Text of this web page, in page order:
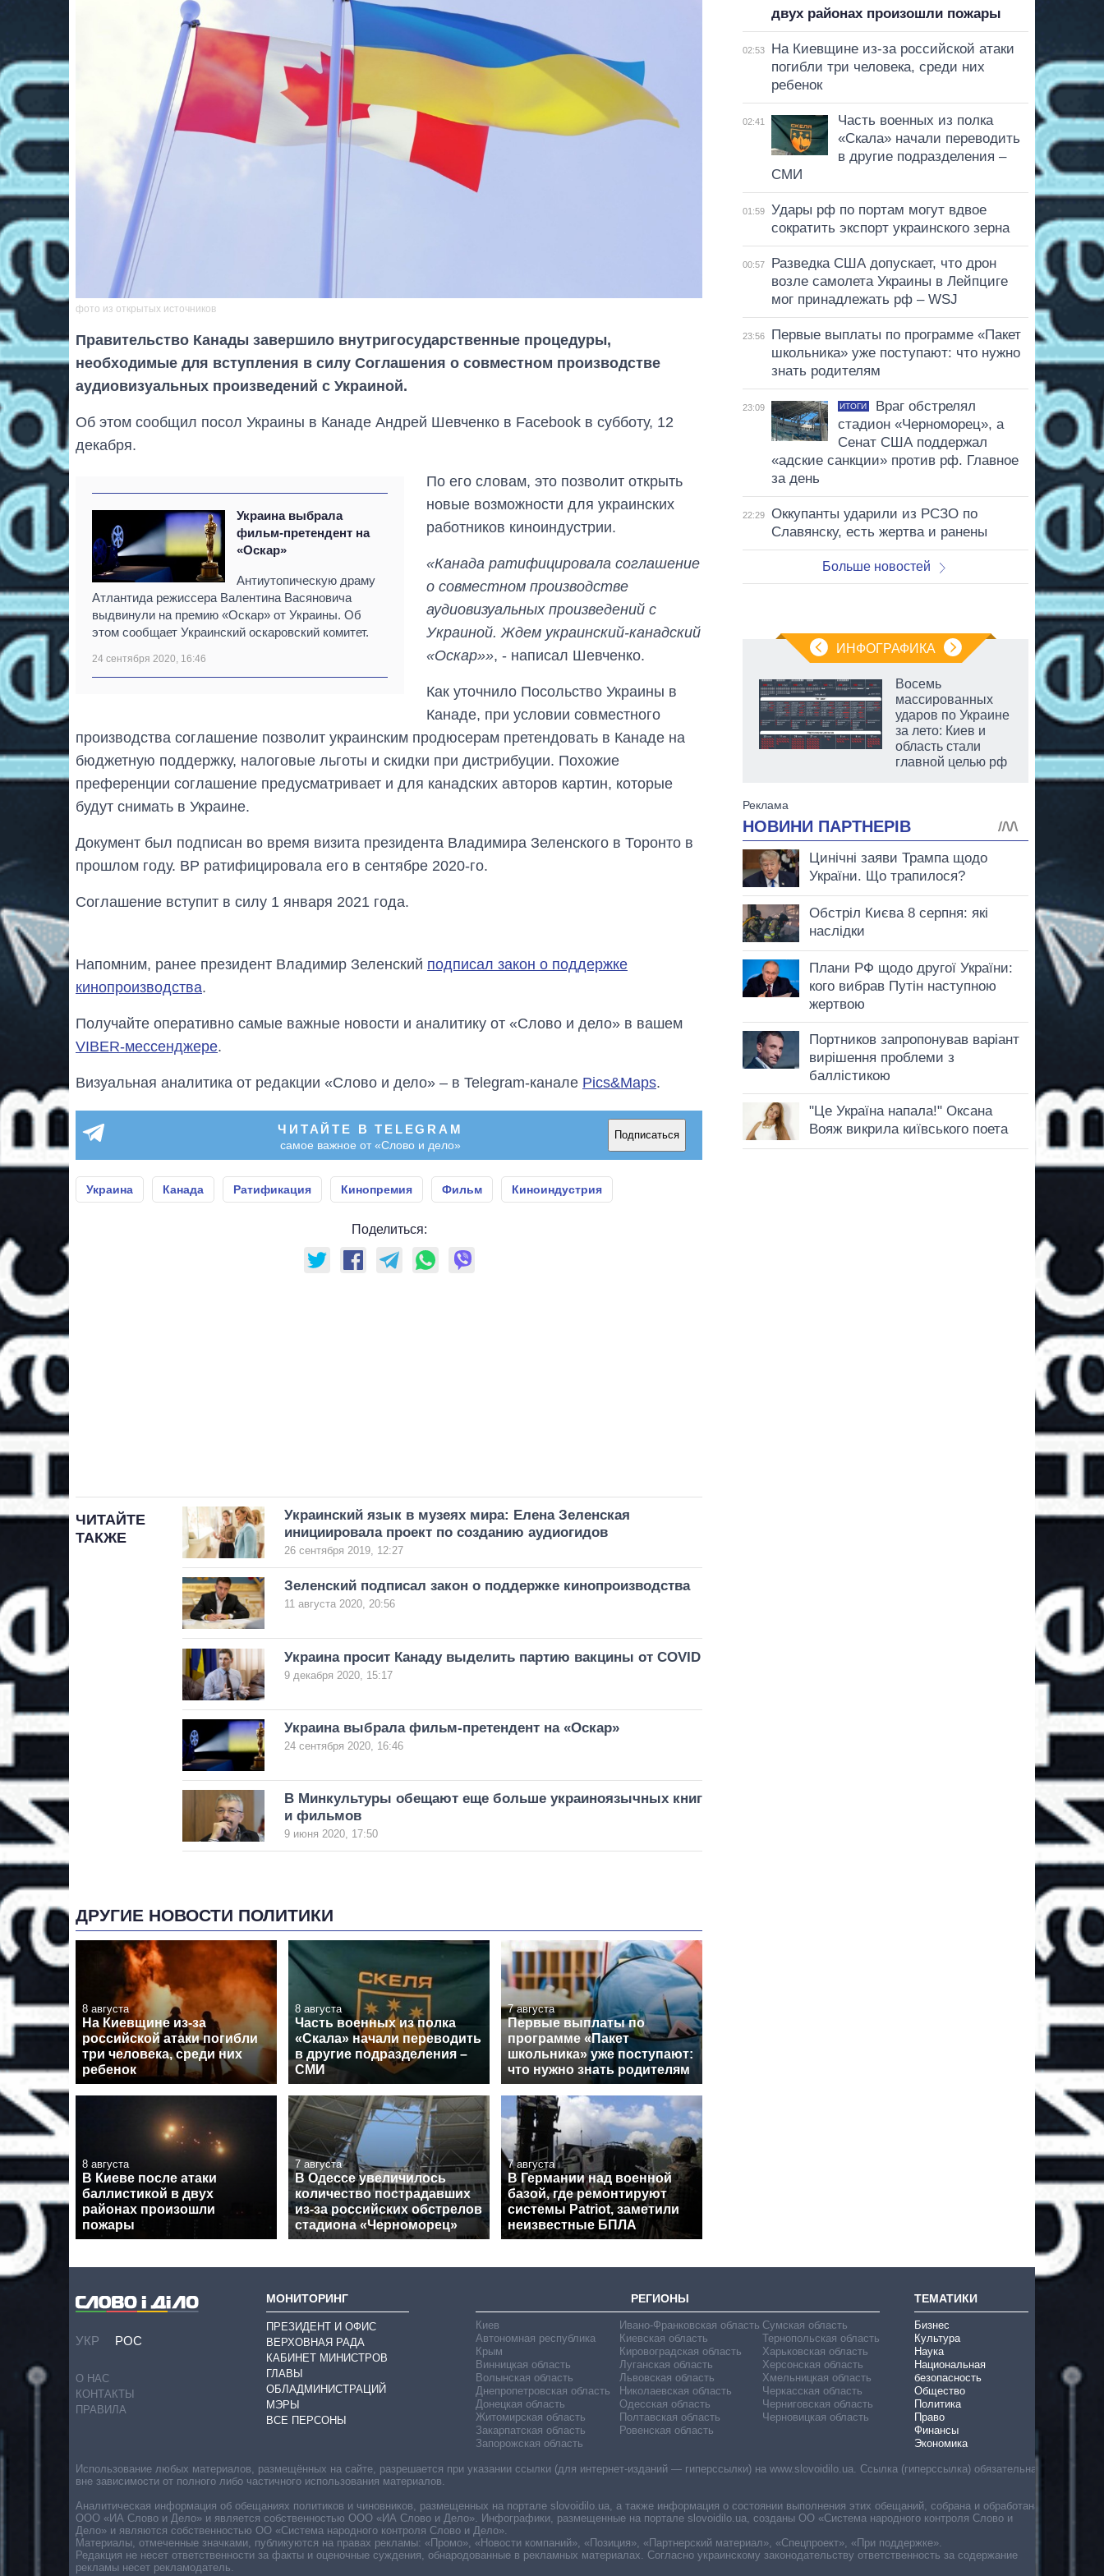
фото из открытых источников
Правительство Канады завершило внутригосударственные процедуры,
необходимые для вступления в силу Соглашения о совместном производстве
аудиовизуальных произведений с Украиной.
Об этом сообщил посол Украины в Канаде Андрей Шевченко в Facebook в субботу, 12
декабря.
Украина выбрала
фильм-претендент на
«Оскар»
Антиутопическую драму
Атлантида режиссера Валентина Васяновича
выдвинули на премию «Оскар» от Украины. Об
этом сообщает Украинский оскаровский комитет.
24 сентября 2020, 16:46
По его словам, это позволит открыть
новые возможности для украинских
работников киноиндустрии.
«Канада ратифицировала соглашение
о совместном производстве
аудиовизуальных произведений с
Украиной. Ждем украинский-канадский
«Оскар»», - написал Шевченко.
Как уточнило Посольство Украины в
Канаде, при условии совместного
производства соглашение позволит украинским продюсерам претендовать в Канаде на
бюджетную поддержку, налоговые льготы и скидки при дистрибуции. Похожие
преференции соглашение предусматривает и для канадских авторов картин, которые
будут снимать в Украине.
Документ был подписан во время визита президента Владимира Зеленского в Торонто в
прошлом году. ВР ратифицировала его в сентябре 2020-го.
Соглашение вступит в силу 1 января 2021 года.
Напомним, ранее президент Владимир Зеленский подписал закон о поддержке
кинопроизводства.
Получайте оперативно самые важные новости и аналитику от «Слово и дело» в вашем
VIBER-мессенджере.
Визуальная аналитика от редакции «Слово и дело» – в Telegram-канале Pics&Maps.
ЧИТАЙТЕ В TELEGRAM
самое важное от «Слово и дело»
Подписаться
Украина Канада Ратификация Кинопремия Фильм Киноиндустрия
Поделиться:
ЧИТАЙТЕ
ТАКЖЕ
Украинский язык в музеях мира: Елена Зеленская
инициировала проект по созданию аудиогидов
26 сентября 2019, 12:27
Зеленский подписал закон о поддержке кинопроизводства
11 августа 2020, 20:56
Украина просит Канаду выделить партию вакцины от COVID
9 декабря 2020, 15:17
Украина выбрала фильм-претендент на «Оскар»
24 сентября 2020, 16:46
В Минкультуры обещают еще больше украиноязычных книг
и фильмов
9 июня 2020, 17:50
ДРУГИЕ НОВОСТИ ПОЛИТИКИ
8 августа
На Киевщине из-за
российской атаки погибли
три человека, среди них
ребенок
8 августа
Часть военных из полка
«Скала» начали переводить
в другие подразделения –
СМИ
7 августа
Первые выплаты по
программе «Пакет
школьника» уже поступают:
что нужно знать родителям
8 августа
В Киеве после атаки
баллистикой в двух
районах произошли
пожары
7 августа
В Одессе увеличилось
количество пострадавших
из-за российских обстрелов
стадиона «Черноморец»
7 августа
В Германии над военной
базой, где ремонтируют
системы Patriot, заметили
неизвестные БПЛА
двух районах произошли пожары
02:53
На Киевщине из-за российской атаки
погибли три человека, среди них
ребенок
02:41
Часть военных из полка
«Скала» начали переводить
в другие подразделения –
СМИ
01:59
Удары рф по портам могут вдвое
сократить экспорт украинского зерна
00:57
Разведка США допускает, что дрон
возле самолета Украины в Лейпциге
мог принадлежать рф – WSJ
23:56
Первые выплаты по программе «Пакет
школьника» уже поступают: что нужно
знать родителям
23:09 ИТОГИ
Враг обстрелял
стадион «Черноморец», а
Сенат США поддержал
«адские санкции» против рф. Главное
за день
22:29
Оккупанты ударили из РСЗО по
Славянску, есть жертва и ранены
Больше новостей
ИНФОГРАФИКА
Как за 10 лет
изменилось
количество
поступающих в
бакалавриат,
магистратуру и
аспирантуру
Восемь
массированных
ударов по Украине
за лето: Киев и
область стали
главной целью рф
УКР РОС
О НАС
КОНТАКТЫ
ПРАВИЛА
МОНИТОРИНГ
ПРЕЗИДЕНТ И ОФИС
ВЕРХОВНАЯ РАДА
КАБИНЕТ МИНИСТРОВ
ГЛАВЫ
ОБЛАДМИНИСТРАЦИЙ
МЭРЫ
ВСЕ ПЕРСОНЫ
РЕГИОНЫ
Киев
Автономная республика
Крым
Винницкая область
Волынская область
Днепропетровская область
Донецкая область
Житомирская область
Закарпатская область
Запорожская область
Ивано-Франковская область
Киевская область
Кировоградская область
Луганская область
Львовская область
Николаевская область
Одесская область
Полтавская область
Ровенская область
Сумская область
Тернопольская область
Харьковская область
Херсонская область
Хмельницкая область
Черкасская область
Черниговская область
Черновицкая область
ТЕМАТИКИ
Бизнес
Культура
Наука
Национальная
безопасность
Общество
Политика
Право
Финансы
Экономика
Использование любых материалов, размещённых на сайте, разрешается при указании ссылки (для интернет-изданий — гиперссылки) на www.slovoidilo.ua. Ссылка (гиперссылка) обязательна
вне зависимости от полного либо частичного использования материалов.
Аналитическая информация об обещаниях политиков и чиновников, размещенных на портале slovoidilo.ua, а также информация о состоянии выполнения этих обещаний, собрана и обработана
ООО «ИА Слово и Дело» и является собственностью ООО «ИА Слово и Дело». Инфографики, размещенные на портале slovoidilo.ua, созданы ОО «Система народного контроля Слово и
Дело» и являются собственностью ОО «Система народного контроля Слово и Дело».
Материалы, отмеченные значками, публикуются на правах рекламы: «Промо», «Новости компаний», «Позиция», «Партнерский материал», «Спецпроект», «При поддержке».
Редакция не несет ответственности за факты и оценочные суждения, обнародованные в рекламных материалах. Согласно украинскому законодательству ответственность за содержание
рекламы несет рекламодатель.